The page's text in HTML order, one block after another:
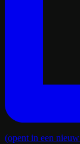
(opent in een